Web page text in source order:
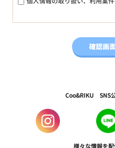
Coo&RIKU SNS
様々な情報を配